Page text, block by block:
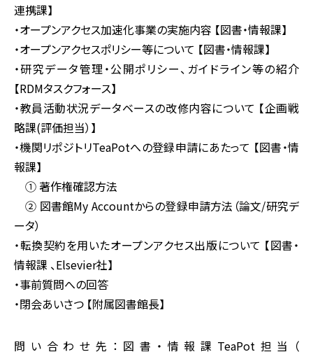
連携課】
・オープンアクセス加速化事業の実施内容 【図書・情報課】
・オープンアクセスポリシー等について 【図書・情報課】
・研究データ管理・公開ポリシー、ガイドライン等の紹介
【RDMタスクフォース】
・教員活動状況データベースの改修内容について 【企画戦
略課(評価担当）】
・機関リポジトリTeaPotへの登録申請にあたって 【図書・情
報課】
① 著作権確認方法
② 図書館My Accountからの登録申請方法（論文/研究デ
ータ）
・転換契約を用いたオープンアクセス出版について 【図書・
情報課 、Elsevier社】
・事前質問への回答
・閉会あいさつ 【附属図書館長】
問い合わせ先：図書・情報課TeaPot担当（